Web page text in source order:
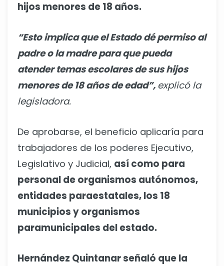
hijos menores de 18 años.
“Esto implica que el Estado dé permiso al
padre o la madre para que pueda
atender temas escolares de sus hijos
menores de 18 años de edad”, explicó la
legisladora.
De aprobarse, el beneficio aplicaría para
trabajadores de los poderes Ejecutivo,
Legislativo y Judicial, así como para
personal de organismos autónomos,
entidades paraestatales, los 18
municipios y organismos
paramunicipales del estado.
Hernández Quintanar señaló que la